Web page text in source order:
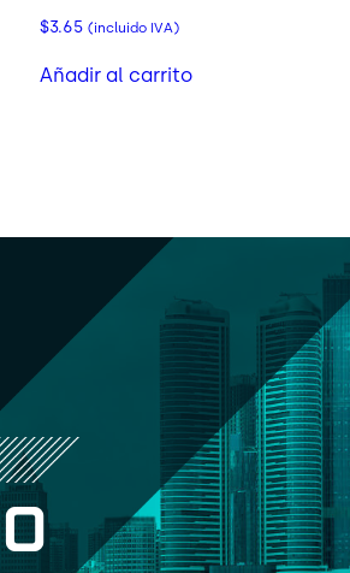
$3.65 (incluido IVA)
Añadir al carrito
O